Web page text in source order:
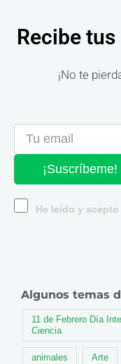
Recibe
¡No te
¡Suscríbeme!
He leído y
Algunos temas
11 de Febrero Día
Ciencia
animales Arte